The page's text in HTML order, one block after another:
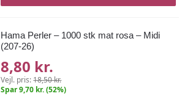
Hama Perler – 1000 stk mat rosa – Midi
(207-26)
8,80 kr.
Vejl. pris:18,50 kr.
Spar 9,70 kr. (52%)